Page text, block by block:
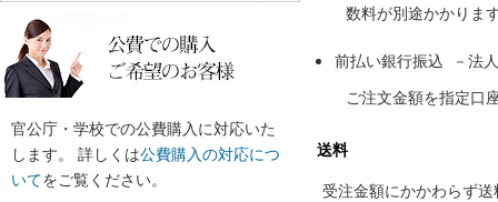
官公庁・学校での公費購入に対応いた
します。 詳しくは公費購入の対応につ
いてをご覧ください。
数料が別途かかりま
前払い銀行振込 －法
ご注文金額を指定口
送料
受注金額にかかわらず